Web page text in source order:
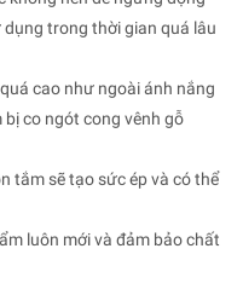
dụng trong thời gian quá lâu
cao như ngoài ánh nắng
co ngót cong vênh gỗ
tắm sẽ tạo sức ép và có thể
luôn mới và đảm bảo chất